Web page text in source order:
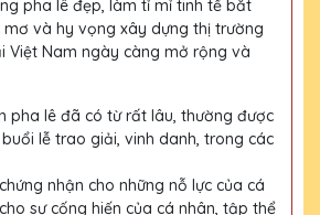
pha lê đẹp, làm tỉ mỉ tinh tế bắt
mơ và hy vọng xây dựng thị trường
Việt Nam ngày càng mở rộng và
pha lê đã có từ rất lâu, thường được
lễ trao giải, vinh danh, trong các
nhận cho những nỗ lực của cá
sự cống hiến của cá nhân, tập thể